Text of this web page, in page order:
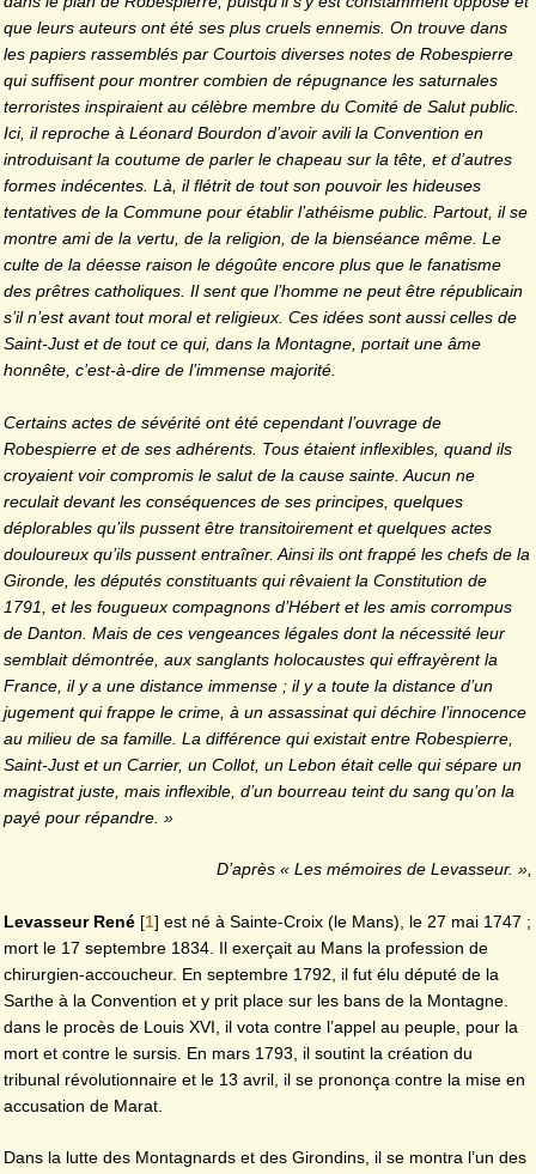
que leurs auteurs ont été ses plus cruels ennemis. On trouve dans
les papiers rassemblés par Courtois diverses notes de Robespierre
qui suffisent pour montrer combien de répugnance les saturnales
terroristes inspiraient au célèbre membre du Comité de Salut public.
Ici, il reproche à Léonard Bourdon d’avoir avili la Convention en
introduisant la coutume de parler le chapeau sur la tête, et d’autres
formes indécentes. Là, il flétrit de tout son pouvoir les hideuses
tentatives de la Commune pour établir l’athéisme public. Partout, il se
montre ami de la vertu, de la religion, de la bienséance même. Le
culte de la déesse raison le dégoûte encore plus que le fanatisme
des prêtres catholiques. Il sent que l’homme ne peut être républicain
s’il n’est avant tout moralet religieux. Ces idées sont aussi celles de
Saint-Just et de tout ce qui, dans la Montagne, portait une âme
honnête, c’est-à-dire de l’immense majorité.
Certains actes de sévérité ont été cependant l’ouvrage de
Robespierre et de ses adhérents. Tous étaient inflexibles, quand ils
croyaient voir compromis le salut de la cause sainte. Aucun ne
reculait devant les conséquences de ses principes, quelques
déplorables qu’ils pussent être transitoirement et quelques actes
douloureux qu’ils pussent entraîner. Ainsi ils ont frappé les chefs de la
Gironde, les députés constituants qui rêvaient la Constitution de
1791, et les fougueux compagnons d’Hébert et les amis corrompus
de Danton. Mais de ces vengeances légales dont la nécessité leur
semblait démontrée, aux sanglants holocaustes qui effrayèrent la
France, il y a une distance immense ; il y a toute la distance d’un
jugement qui frappe le crime, à un assassinat qui déchire l’innocence
au milieu de sa famille. La différence qui existait entre Robespierre,
Saint-Just et un Carrier, un Collot, un Lebon était celle qui sépare un
magistrat juste, mais inflexible, d’un bourreau teint du sang qu’on la
payé pour répandre. »
D’après « Les mémoires de Levasseur. »,
Levasseur René [1] est né à Sainte-Croix (le Mans), le 27 mai 1747 ;
mort le 17 septembre 1834. Il exerçait au Mans la profession de
chirurgien-accoucheur. En septembre 1792, il fut élu député de la
Sarthe à la Convention et y prit place sur les bans de la Montagne.
dans le procès de Louis XVI, il vota contre l’appel au peuple, pour la
mort et contre le sursis. En mars 1793, il soutint la création du
tribunal révolutionnaire et le 13 avril, il se prononça contre la mise en
accusation de Marat.
Dans la lutte des Montagnards et des Girondins, il se montra l’un des